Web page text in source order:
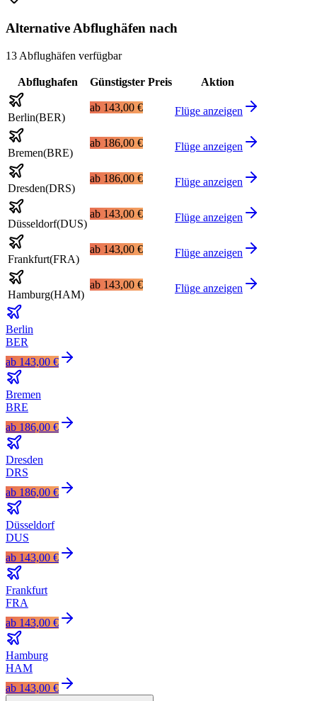
Alternative Abflughäfen nach
13 Abflughäfen verfügbar
Abflughafen Günstigster Preis Aktion
Berlin(BER)
ab 143,00 € Flüge anzeigen
Bremen(BRE)
ab 186,00 € Flüge anzeigen
Dresden(DRS)
ab 186,00 € Flüge anzeigen
Düsseldorf(DUS)
ab 143,00 € Flüge anzeigen
Frankfurt(FRA)
ab 143,00 € Flüge anzeigen
Hamburg(HAM)
ab 143,00 € Flüge anzeigen
Berlin
BER
ab 143,00 €
Bremen
BRE
ab 186,00 €
Dresden
DRS
ab 186,00 €
Düsseldorf
DUS
ab 143,00 €
Frankfurt
FRA
ab 143,00 €
Hamburg
HAM
ab 143,00 €